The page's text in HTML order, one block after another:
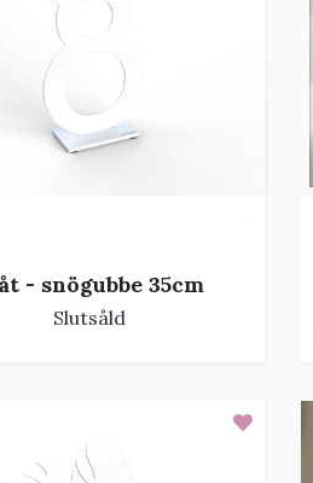
- snögubbe 35cm
Slutsåld